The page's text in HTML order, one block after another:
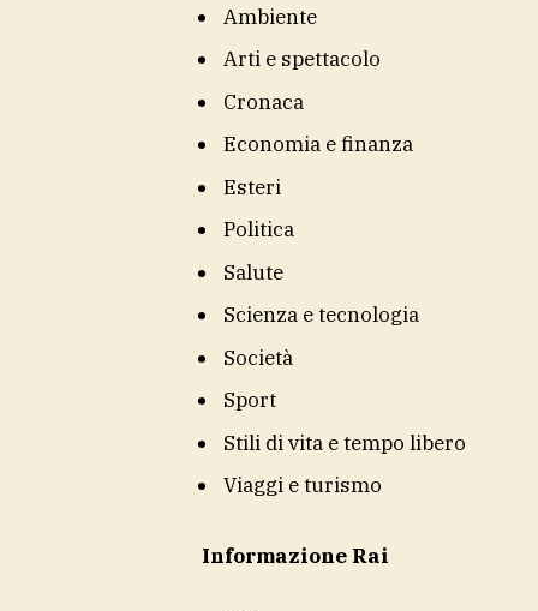
Ambiente
Arti e spettacolo
Cronaca
Economia e finanza
Esteri
Politica
Salute
Scienza e tecnologia
Società
Sport
Stili di vita e tempo libero
Viaggi e turismo
Informazione Rai